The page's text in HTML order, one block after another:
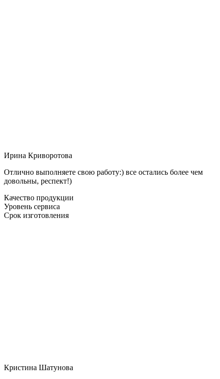
Ирина Криворотова
Отлично выполняете свою работу:) все остались более чем
довольны, респект!)
Качество продукции
Уровень сервиса
Срок изготовления
Кристина Шатунова